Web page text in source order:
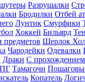
Разрушалки
Бродилки Отбей
Лунтик Смурфики
Хоккей Бильярд
предметов Шерлок
Чародейки Одевалки
Драки С прохождением
Тамагочи
Копатель